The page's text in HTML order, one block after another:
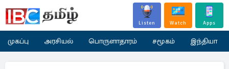
Listen Watch Apps
முகப்பு அரசியல் பொருளாதாரம் சமூகம் இந்தியா